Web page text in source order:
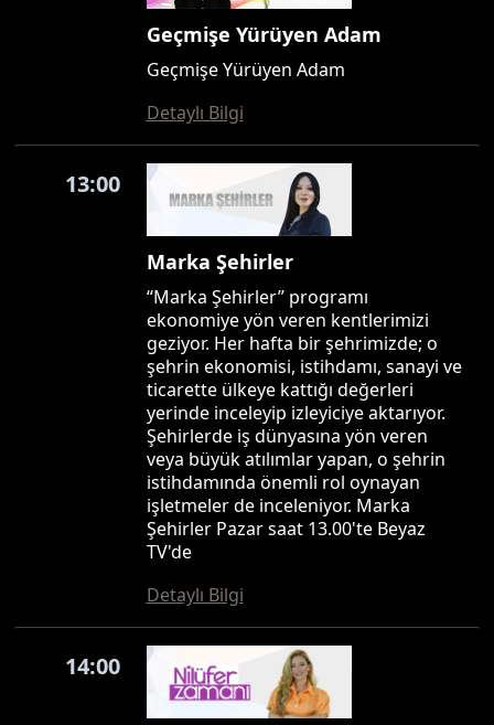
Geçmişe Yürüyen Adam
Geçmişe Yürüyen Adam
Detaylı Bilgi
13:00
Marka Şehirler
“Marka Şehirler” programı
ekonomiye yön veren kentlerimizi
geziyor. Her hafta bir şehrimizde; o
şehrin ekonomisi, istihdamı, sanayi ve
ticarette ülkeye kattığı değerleri
yerinde inceleyip izleyiciye aktarıyor.
Şehirlerde iş dünyasına yön veren
veya büyük atılımlar yapan, o şehrin
istihdamında önemli rol oynayan
işletmeler de inceleniyor. Marka
Şehirler Pazar saat 13.00'te Beyaz
TV'de
Detaylı Bilgi
14:00